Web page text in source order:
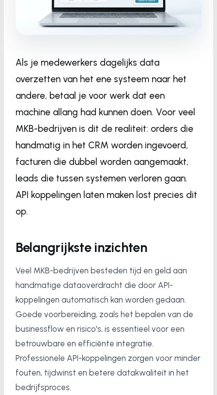
Als je medewerkers dagelijks data
overzetten van het ene systeem naar het
andere, betaal je voor werk dat een
machine allang had kunnen doen. Voor veel
MKB-bedrijven is dit de realiteit: orders die
handmatig in het CRM worden ingevoerd,
facturen die dubbel worden aangemaakt,
leads die tussen systemen verloren gaan.
API koppelingen laten maken lost precies dit
op.
Belangrijkste inzichten
Veel MKB-bedrijven besteden tijd en geld aan
handmatige dataoverdracht die door API-
koppelingen automatisch kan worden gedaan.
Goede voorbereiding, zoals het bepalen van de
businessflow en risico's, is essentieel voor een
betrouwbare en efficiënte integratie.
Professionele API-koppelingen zorgen voor minder
fouten, tijdwinst en betere datakwaliteit in het
bedrijfsproces.